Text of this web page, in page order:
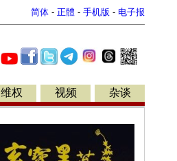
简体 - 正體 - 手机版 - 电子报
维权 视频 杂谈